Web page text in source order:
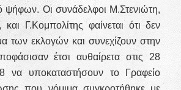
ψήφων. Οι συνάδελφοι Μ.Στενιώτη,
Γ.Κομπολίτης φαίνεται ότι δεν
των εκλογών και συνεχίζουν στην
έτσι αυθαίρετα στις 28
να υποκαταστήσουν το Γραφείο